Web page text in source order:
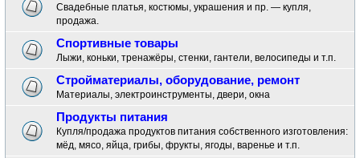
Свадебные платья, костюмы, украшения и пр. — купля,
продажа.
Спортивные товары
Лыжи, коньки, тренажёры, стенки, гантели, велосипеды и т.п.
Стройматериалы, оборудование, ремонт
Материалы, электроинструменты, двери, окна
Продукты питания
Купля/продажа продуктов питания собственного изготовления:
мёд, мясо, яйца, грибы, фрукты, ягоды, варенье и т.п.